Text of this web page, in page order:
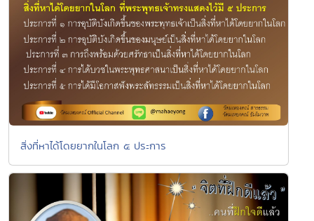
สิ่งที่หาได้โดยยากในโลก ๕ ประการ